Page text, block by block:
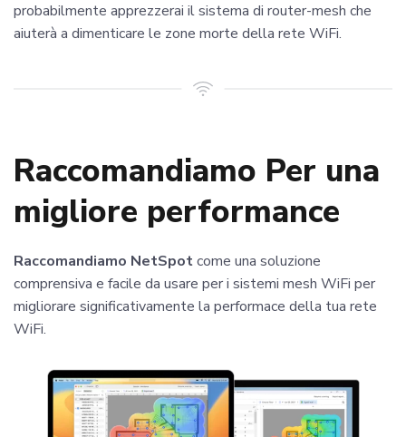
probabilmente apprezzerai il sistema di router-mesh che
aiuterà a dimenticare le zone morte della rete WiFi.
Raccomandiamo Per una
migliore performance
Raccomandiamo NetSpotcome una soluzione
comprensiva e facile da usare per i sistemi mesh WiFi per
migliorare significativamente la performace della tua rete
WiFi.